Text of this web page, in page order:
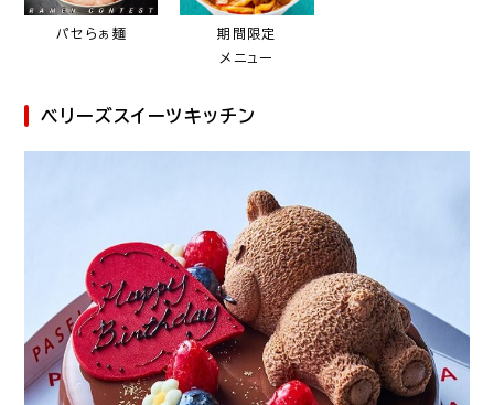
パセらぁ麺
期間限定
メニュー
ベリーズスイーツキッチン